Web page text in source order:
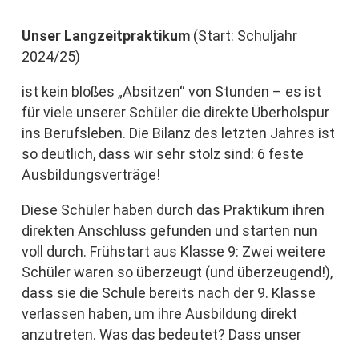
Unser Langzeitpraktikum (Start: Schuljahr
2024/25)
ist kein bloßes „Absitzen“ von Stunden – es ist
für viele unserer Schüler die direkte Überholspur
ins Berufsleben. Die Bilanz des letzten Jahres ist
so deutlich, dass wir sehr stolz sind: 6 feste
Ausbildungsverträge!
Diese Schüler haben durch das Praktikum ihren
direkten Anschluss gefunden und starten nun
voll durch. Frühstart aus Klasse 9: Zwei weitere
Schüler waren so überzeugt (und überzeugend!),
dass sie die Schule bereits nach der 9. Klasse
verlassen haben, um ihre Ausbildung direkt
anzutreten. Was das bedeutet? Dass unser